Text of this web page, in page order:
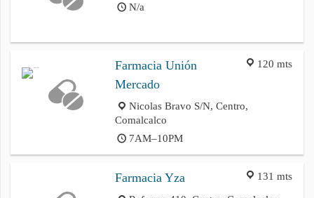
N/a
120 mts
Farmacia Unión
Mercado
Nicolas Bravo S/N, Centro,
Comalcalco
7AM–10PM
131 mts
Farmacia Yza